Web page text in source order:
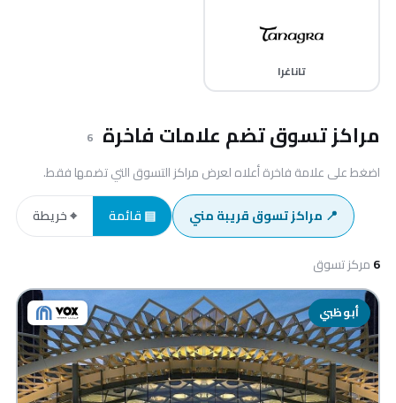
تاناغرا
مراكز تسوق تضم علامات فاخرة 6
اضغط على علامة فاخرة أعلاه لعرض مراكز التسوق التي تضمها فقط.
📍 مراكز تسوق قريبة مني
▤ قائمة ⌖ خريطة
6مركز تسوق
أبوظبي